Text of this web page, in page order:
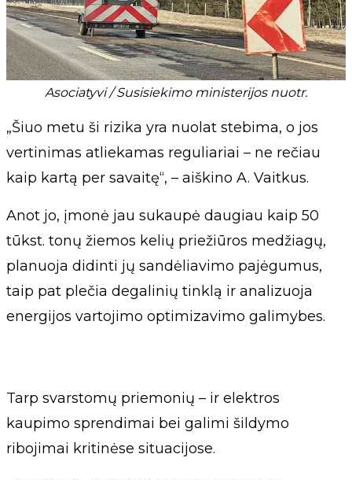
Asociatyvi / Susisiekimo ministerijos nuotr.
„Šiuo metu ši rizika yra nuolat stebima, o jos
vertinimas atliekamas reguliariai – ne rečiau
kaip kartą per savaitę“, – aiškino A. Vaitkus.
Anot jo, įmonė jau sukaupė daugiau kaip 50
tūkst. tonų žiemos kelių priežiūros medžiagų,
planuoja didinti jų sandėliavimo pajėgumus,
taip pat plečia degalinių tinklą ir analizuoja
energijos vartojimo optimizavimo galimybes.
Tarp svarstomų priemonių – ir elektros
kaupimo sprendimai bei galimi šildymo
ribojimai kritinėse situacijose.